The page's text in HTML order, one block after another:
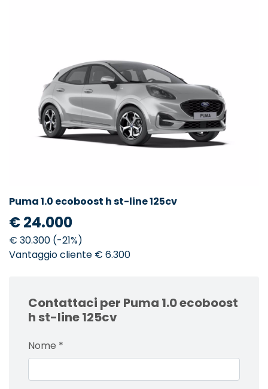
Puma 1.0 ecoboost h st-line 125cv
€ 24.000
€ 30.300 (-21%)
Vantaggio cliente € 6.300
Contattaci per Puma 1.0 ecoboost
h st-line 125cv
Nome *